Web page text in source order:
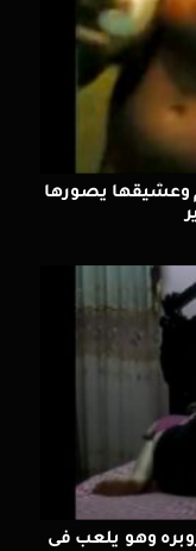
وعشيقها يصورها
وهو يلعب فى